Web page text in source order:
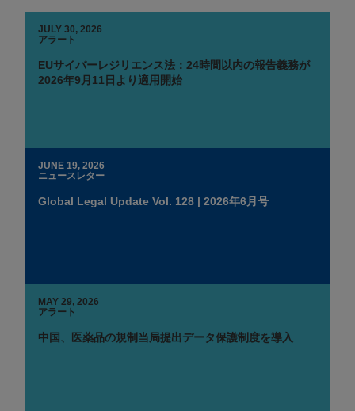
JULY 30, 2026
アラート
EUサイバーレジリエンス法：24時間以内の報告義務が
2026年9月11日より適用開始
JUNE 19, 2026
ニュースレター
Global Legal Update Vol. 128 | 2026年6月号
MAY 29, 2026
アラート
中国、医薬品の規制当局提出データ保護制度を導入